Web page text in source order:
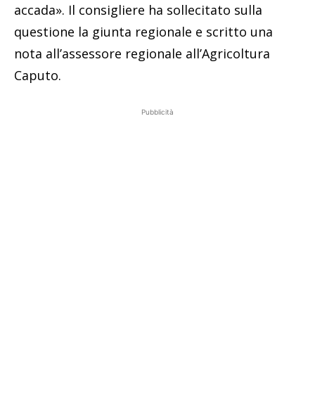
accada». Il consigliere ha sollecitato sulla
questione la giunta regionale e scritto una
nota all’assessore regionale all’Agricoltura
Caputo.
Pubblicità